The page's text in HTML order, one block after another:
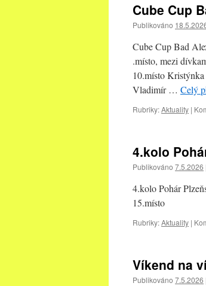
Cube Cup
Publikováno
Cube Cup Bad
.místo, mezi
10.místo
Vladimír … Celý
Rubriky:Aktuality |
4.kolo
Publikováno 7.5.2026
4.kolo Pohár
15.místo
Rubriky:Aktuality |
Víkend na
Publikováno 7.5.2026